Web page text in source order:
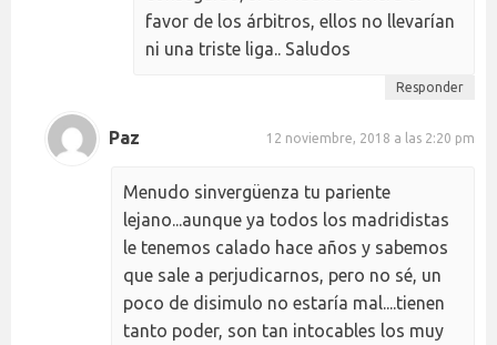
favor de los árbitros, ellos no llevarían
ni una triste liga.. Saludos
Responder
Paz 12 noviembre, 2018 a las 2:20 pm
Menudo sinvergüenza tu pariente
lejano...aunque ya todos los madridistas
le tenemos calado hace años y sabemos
que sale a perjudicarnos, pero no sé, un
poco de disimulo no estaría mal....tienen
tanto poder, son tan intocables los muy